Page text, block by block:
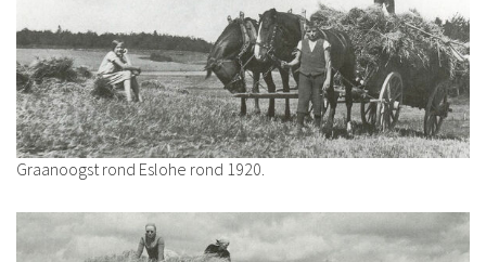
Graanoogst rond Eslohe rond 1920.